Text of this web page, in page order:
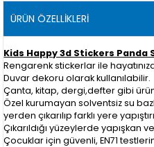
ÜRÜN ÖZELLIKLERI
Kids Happy 3d Stickers Panda
Rengarenk stickerlar ile
Duvar dekoru olarak kullanılabilir.
Çanta, kitap, dergi,defter gibi
Özel kurumayan solventsiz su
yerden çıkarılıp farklı yere
Çıkarıldığı yüzeylerde yapışkan
Çocuklar için güvenli, EN71